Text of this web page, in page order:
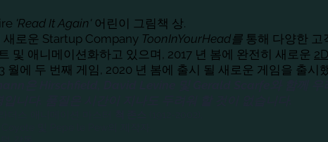
'Read It Again' 어린이 그림책 상.
새로운 Startup Company ToonInYourHead를 통해 다양한 고
및 애니메이션화하고 있으며, 2017 년 봄에 완전히 새로운
월에 두 번째 게임, 2020 년 봄에 출시 될 새로운 게임을 출시